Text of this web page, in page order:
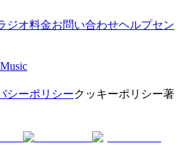
ジオ料金お問い合わせヘルプセン
シーポリシークッキーポリシー著